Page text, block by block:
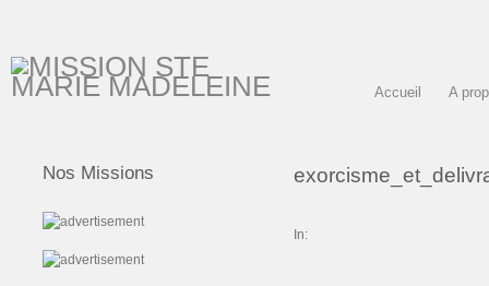
Accueil A
In:
Nos Missions